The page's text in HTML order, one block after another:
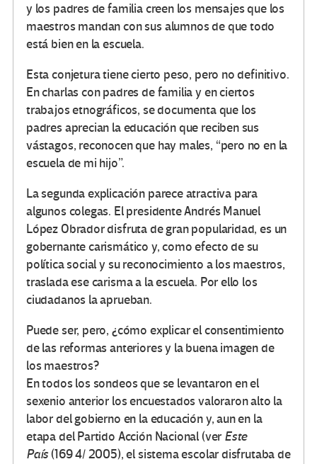
y los padres de familia creen los mensajes que los
maestros mandan con sus alumnos de que todo
está bien en la escuela.
Esta conjetura tiene cierto peso, pero no definitivo.
En charlas con padres de familia y en ciertos
trabajos etnográficos, se documenta que los
padres aprecian la educación que reciben sus
vástagos, reconocen que hay males, “pero no en la
escuela de mi hijo”.
La segunda explicación parece atractiva para
algunos colegas. El presidente Andrés Manuel
López Obrador disfruta de gran popularidad, es un
gobernante carismático y, como efecto de su
política social y su reconocimiento a los maestros,
traslada ese carisma a la escuela. Por ello los
ciudadanos la aprueban.
Puede ser, pero, ¿cómo explicar el consentimiento
de las reformas anteriores y la buena imagen de
los maestros?
En todos los sondeos que se levantaron en el
sexenio anterior los encuestados valoraron alto la
labor del gobierno en la educación y, aun en la
etapa del Partido Acción Nacional (ver Este
País(169 4/ 2005), el sistema escolar disfrutaba de